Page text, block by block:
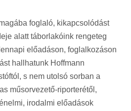
foglaló, kikapcsolódást
alatt táborlakóink rengeteg
előadáson, foglalkozáson
hallhatunk Hoffmann
s nem utolsó sorban a
műsorvezető-riporterétől,
irodalmi előadások